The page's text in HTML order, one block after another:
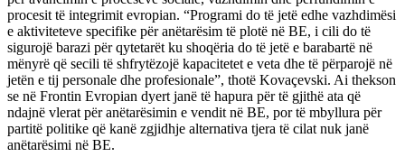
procesit të integrimit evropian. “Programi do të jetë edhe vazhdimësi
e aktiviteteve specifike për anëtarësim të plotë në BE, i cili do të
sigurojë barazi për qytetarët ku shoqëria do të jetë e barabartë në
mënyrë që secili të shfrytëzojë kapacitetet e veta dhe të përparojë në
jetën e tij personale dhe profesionale”, thotë Kovaçevski. Ai thekson
se në Frontin Evropian dyert janë të hapura për të gjithë ata që
ndajnë vlerat për anëtarësimin e vendit në BE, por të mbyllura për
partitë politike që kanë zgjidhje alternativa tjera të cilat nuk janë
anëtarësimi në BE.